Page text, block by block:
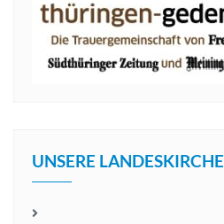
UNSERE LANDESKIRCHE